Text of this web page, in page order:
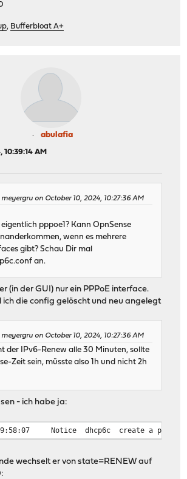
, Bufferbloat A+
abulafia
10:39:14 AM
on October 10, 2024, 10:27:36 AM
pppoe1? Kann OpnSense
wenn es mehrere
gibt? Schau Dir mal
an.
(in der GUI) nur ein PPPoE interface.
ich die config gelöscht und neu angelegt
on October 10, 2024, 10:27:36 AM
der IPv6-Renew alle 30 Minuten, sollte
Zeit sein, müsste also 1h und nicht 2h
- ich habe ja:
Notice dhcp6c create a prefix
wechselt er von state=RENEW auf